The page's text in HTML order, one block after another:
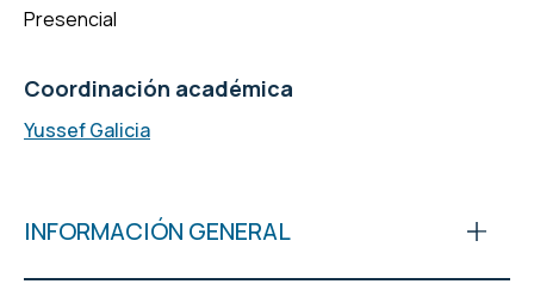
Presencial
Coordinación académica
Yussef Galicia
INFORMACIÓN GENERAL